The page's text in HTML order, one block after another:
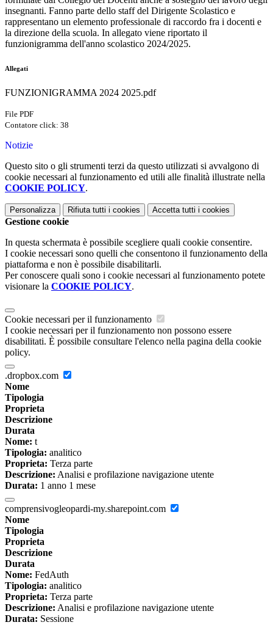
insegnanti. Fanno parte dello staff del Dirigente Scolastico e
rappresentano un elemento professionale di raccordo fra i docenti e
la direzione della scuola. In allegato viene riportato il
funzionigramma dell'anno scolastico 2024/2025.
Allegati
FUNZIONIGRAMMA 2024 2025.pdf
File PDF
Contatore click: 38
Notizie
Questo sito o gli strumenti terzi da questo utilizzati si avvalgono di
cookie necessari al funzionamento ed utili alle finalità illustrate nella
COOKIE POLICY.
Personalizza Rifiuta tutti i cookies Accetta tutti i cookies
Gestione cookie
In questa schermata è possibile scegliere quali cookie consentire.
I cookie necessari sono quelli che consentono il funzionamento della
piattaforma e non è possibile disabilitarli.
Per conoscere quali sono i cookie necessari al funzionamento potete
visionare la COOKIE POLICY.
Cookie necessari per il funzionamento
I cookie necessari per il funzionamento non possono essere
disabilitati. È possibile consultare l'elenco nella pagina della cookie
policy.
.dropbox.com
Nome
Tipologia
Proprieta
Descrizione
Durata
Nome: t
Tipologia: analitico
Proprieta: Terza parte
Descrizione: Analisi e profilazione navigazione utente
Durata: 1 anno 1 mese
comprensivogleopardi-my.sharepoint.com
Nome
Tipologia
Proprieta
Descrizione
Durata
Nome: FedAuth
Tipologia: analitico
Proprieta: Terza parte
Descrizione: Analisi e profilazione navigazione utente
Durata: Sessione